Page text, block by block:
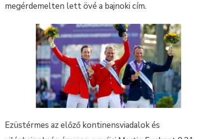
megérdemelten lett övé a bajnoki cím.
Ezüstérmes az előző kontinensviadalok és